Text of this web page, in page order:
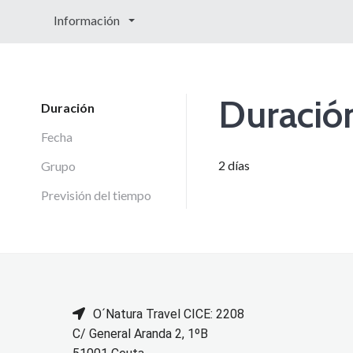
Información
Duración
Fecha
Grupo
Previsión del tiempo
2 días
O´Natura Travel CICE: 2208
C/ General Aranda 2, 1ºB